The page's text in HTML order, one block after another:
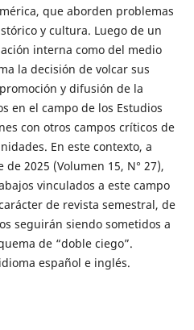
que aborden problemas
y cultura. Luego de un
interna como del medio
la decisión de volcar sus
y difusión de la
en el campo de los Estudios
con otros campos críticos de
En este contexto, a
2025 (Volumen 15, N° 27),
vinculados a este campo
de revista semestral, de
seguirán siendo sometidos a
de “doble ciego”.
español e inglés.